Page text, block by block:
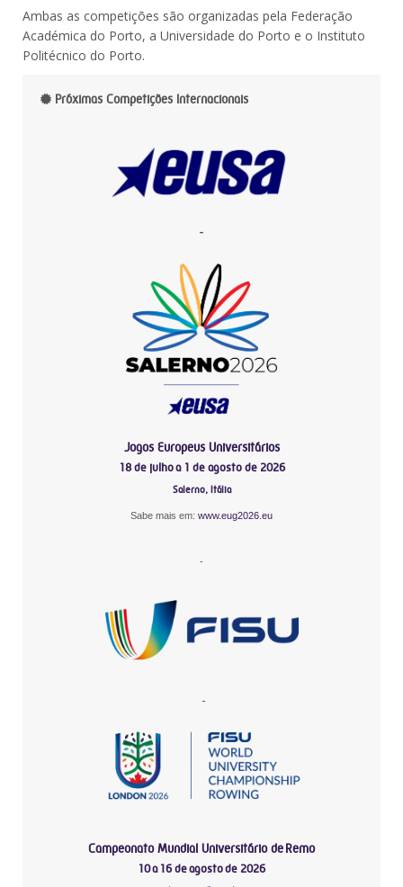
Ambas as competições são organizadas pela Federação
Académica do Porto, a Universidade do Porto e o Instituto
Politécnico do Porto.
Próximas Competições Internacionais
-
Jogos Europeus Universitários
18 de julho a 1 de agosto de 2026
Salerno, Itália
Sabe mais em: www.eug2026.eu
-
-
Campeonato Mundial Universitário de Remo
10 a 16 de agosto de 2026